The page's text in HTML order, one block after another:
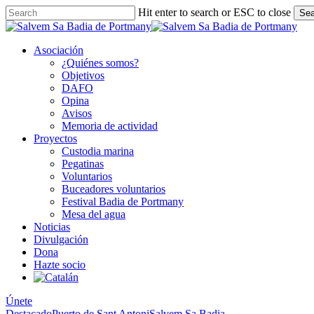
Skip
to
content
Hit enter to search or ESC to close
Close
Asociación
¿Quiénes somos?
Objetivos
DAFO
Opina
Avisos
Memoria de actividad
Proyectos
Custodia marina
Pegatinas
Voluntarios
Buceadores voluntarios
Festival Badia de Portmany
Mesa del agua
Noticias
Divulgación
Dona
Hazte socio
Únete